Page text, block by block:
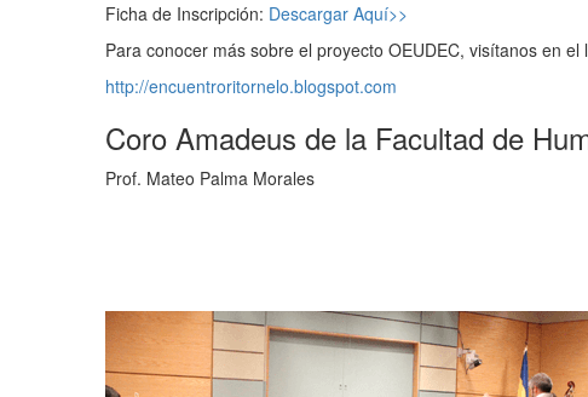
Ficha de Inscripción: Descargar Aquí>>
Para conocer más sobre el proyecto OEUDEC, visítanos en el
http://encuentroritornelo.blogspot.com
Coro Amadeus de la Facultad de
Prof. Mateo Palma Morales